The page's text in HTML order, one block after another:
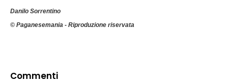
Danilo Sorrentino
© Paganesemania - Riproduzione riservata
Commenti